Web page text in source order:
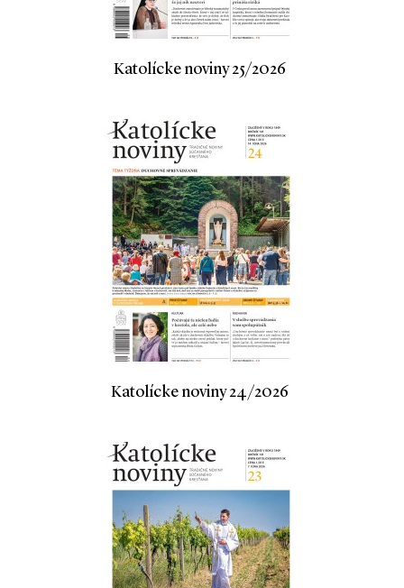
Katolícke noviny 25/2026
Katolícke noviny 24/2026